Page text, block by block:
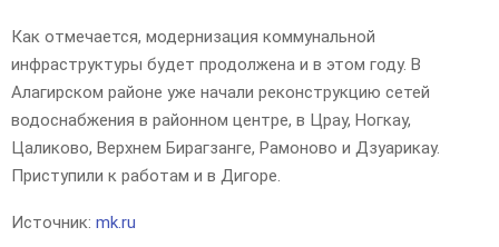
Как отмечается, модернизация коммунальной
инфраструктуры будет продолжена и в этом году. В
Алагирском районе уже начали реконструкцию сетей
водоснабжения в районном центре, в Црау, Ногкау,
Цаликово, Верхнем Бирагзанге, Рамоново и Дзуарикау.
Приступили к работам и в Дигоре.
Источник: mk.ru